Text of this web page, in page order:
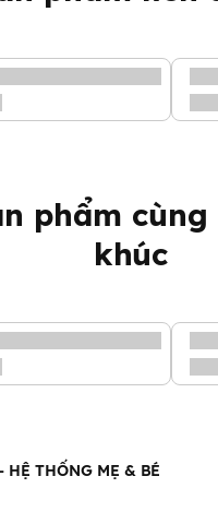
rửa bát dính vào mắt.
bằng nước thường.
phẩm cùng
khúc
HỆ THỐNG MẸ & BÉ